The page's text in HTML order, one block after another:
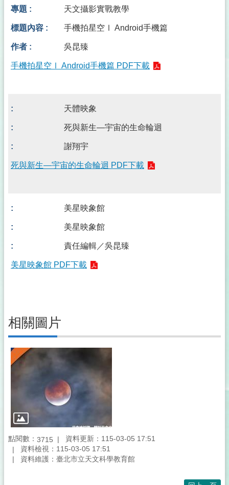
天文攝影實戰教學
手機拍星空Ⅰ Android手機篇
吳昆臻
手機拍星空Ⅰ Android手機篇 PDF下載
天體映象
死與新生—宇宙的生命輪迴
謝翔宇
死與新生—宇宙的生命輪迴 PDF下載
美星映象館
美星映象館
責任編輯／吳昆臻
美星映象館 PDF下載
相關圖片
點閱數： 3715
資料更新：115-03-05 17:51
資料檢視：115-03-05 17:51
資料維護：臺北市立天文科學教育館